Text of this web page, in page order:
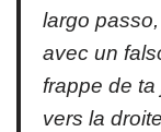
largo passo
avec un
frappe de
vers la